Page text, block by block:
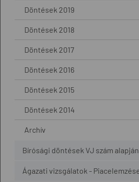
Döntések 2019
Döntések 2018
Döntések 2017
Döntések 2016
Döntések 2015
Döntések 2014
Archív
Bírósági döntések VJ szám alapján
Ágazati vizsgálatok -